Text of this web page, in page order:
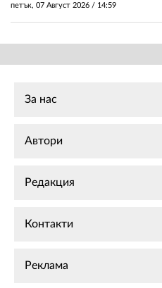
петък, 07 Август 2026 / 14:59
За нас
Автори
Редакция
Контакти
Реклама